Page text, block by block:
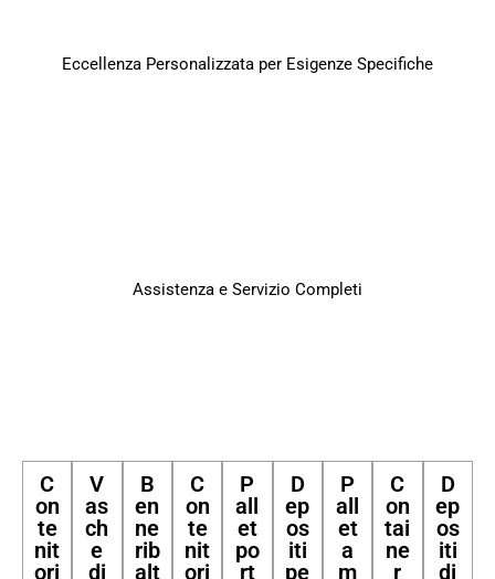
Eccellenza Personalizzata per Esigenze Specifiche
Assistenza e Servizio Completi
C
on
te
nit
ori
V
as
ch
e
di
B
en
ne
rib
alt
C
on
te
nit
ori
P
all
et
po
rt
D
ep
os
iti
pe
P
all
et
a
m
C
on
tai
ne
r
D
ep
os
iti
di